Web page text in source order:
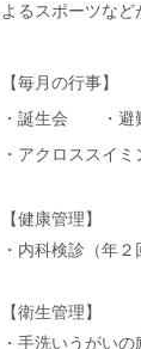
よるスポーツなど
【毎月の行事】
・誕生会 ・避
・アクロススイミ
【健康管理】
・内科検診（年
【衛生管理】
・手洗いうがい